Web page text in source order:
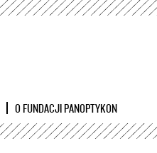
O FUNDACJI PANOPTYKON